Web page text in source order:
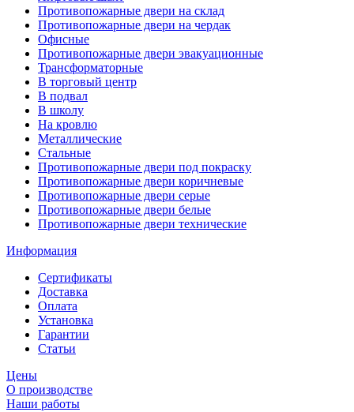
Противопожарные двери на склад
Противопожарные двери на чердак
Офисные
Противопожарные двери эвакуационные
Трансформаторные
В торговый центр
В подвал
В школу
На кровлю
Металлические
Стальные
Противопожарные двери под покраску
Противопожарные двери коричневые
Противопожарные двери серые
Противопожарные двери белые
Противопожарные двери технические
Информация
Сертификаты
Доставка
Оплата
Установка
Гарантии
Статьи
Цены
О производстве
Наши работы